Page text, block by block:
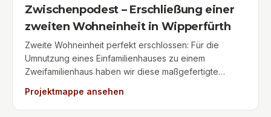
Zwischenpodest – Erschließung einer
zweiten Wohneinheit in Wipperfürth
Zweite Wohneinheit perfekt erschlossen: Für die
Umnutzung eines Einfamilienhauses zu einem
Zweifamilienhaus haben wir diese maßgefertigte
Zwischenpodest gefertigt und montiert. Die
feuerverzinkte Stahltreppe dient als stabiler, separater
Projektmappe ansehen